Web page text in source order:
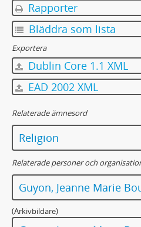
Rapporter
Bläddra som lista
Exportera
Dublin Core 1.1 XML
EAD 2002 XML
Relaterade ämnesord
Religion
Relaterade personer och
Guyon, Jeanne Marie
(Arkivbildare)